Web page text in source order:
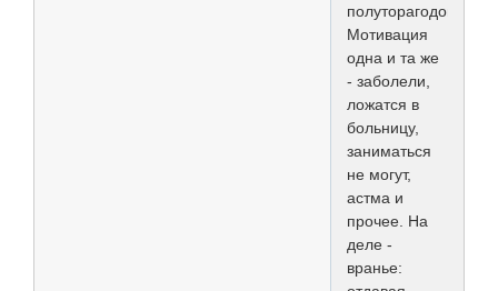
полуторагодовалом.
Мотивация
одна и та же
- заболели,
ложатся в
больницу,
заниматься
не могут,
астма и
прочее. На
деле -
вранье: